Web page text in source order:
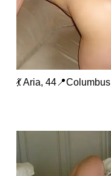
💃 Aria, 44📍Columbus